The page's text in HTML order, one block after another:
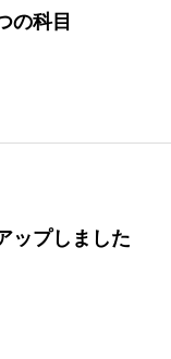
の科目
ップしました